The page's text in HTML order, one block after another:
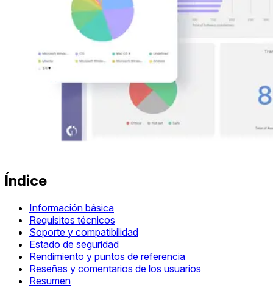
Índice
Información básica
Requisitos técnicos
Soporte y compatibilidad
Estado de seguridad
Rendimiento y puntos de referencia
Reseñas y comentarios de los usuarios
Resumen